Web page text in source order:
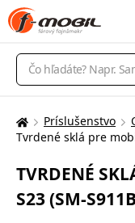
Vyhľadávanie
Tu
nachádzate:
Príslušenstvo
Tvrdené sklá pre
TVRDENÉ
S23 (SM-